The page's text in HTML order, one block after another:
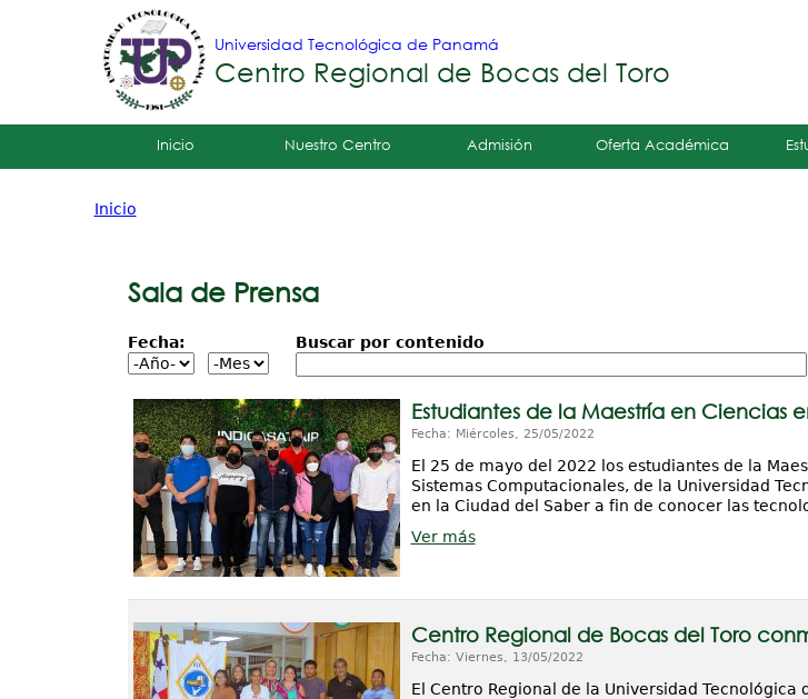
Universidad Tecnológica de Panamá
Centro Regional de Bocas del Toro
Tropical
Principal
Inicio Nuestro Centro Admisión Oferta Académica
está
Inicio
Sala de Prensa
Fecha: Buscar por contenido
Estudiantes de la Maestría en Ciencias
Fecha: Miércoles, 25/05/2022
El 25 de mayo del 2022 los estudiantes de la
Sistemas Computacionales, de la Universidad
en la Ciudad del Saber a fin de conocer las
Ver más
Centro Regional de Bocas del Toro
Fecha: Viernes, 13/05/2022
El Centro Regional de la Universidad Tecnológica